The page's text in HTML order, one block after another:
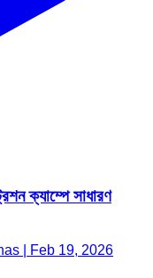
ক্যাম্পে সাধারণ
| Feb 19, 2026